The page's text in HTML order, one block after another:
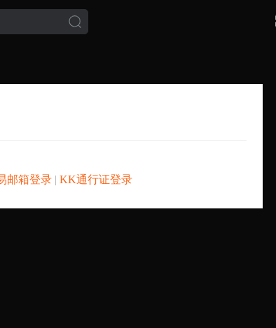
邮箱登录| KK通行证登录